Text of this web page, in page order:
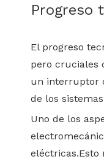
Progreso
El progreso
pero cruciales
un interruptor
de los
Uno de los
eléctricas.Esto